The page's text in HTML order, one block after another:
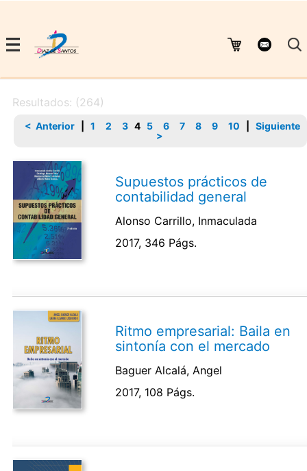
Resultados: (264)
< Anterior 1 2 3 4 5 6 7 8 9 10
Siguiente
>
Supuestos prácticos de
contabilidad general
Alonso Carrillo, Inmaculada
2017, 346 Págs.
Ritmo empresarial: Baila en
sintonía con el mercado
Baguer Alcalá, Angel
2017, 108 Págs.